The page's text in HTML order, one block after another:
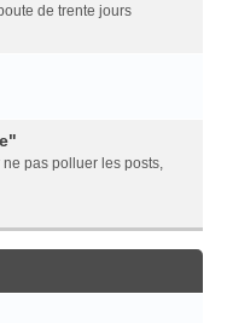
de trente jours
pas polluer les posts,